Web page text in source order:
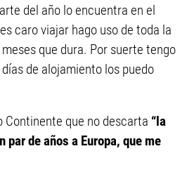
del año lo encuentra en el
caro viajar hago uso de toda la
que dura. Por suerte tengo
de alojamiento los puedo
Continente que no descarta “la
par de años a Europa, que me